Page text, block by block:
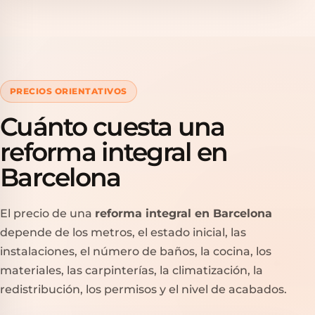
PRECIOS ORIENTATIVOS
Cuánto cuesta una
reforma integral en
Barcelona
El precio de una reforma integral en Barcelona
depende de los metros, el estado inicial, las
instalaciones, el número de baños, la cocina, los
materiales, las carpinterías, la climatización, la
redistribución, los permisos y el nivel de acabados.